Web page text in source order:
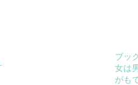
ブッ
女は
がも